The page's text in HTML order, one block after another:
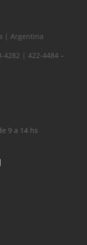
| Argentina
4282 | 422-4484 –
9 a 14 hs